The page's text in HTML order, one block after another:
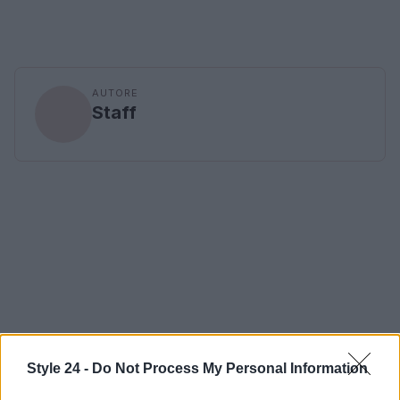
Style 24 - Do Not Process My Personal Information
AUTORE
Staff